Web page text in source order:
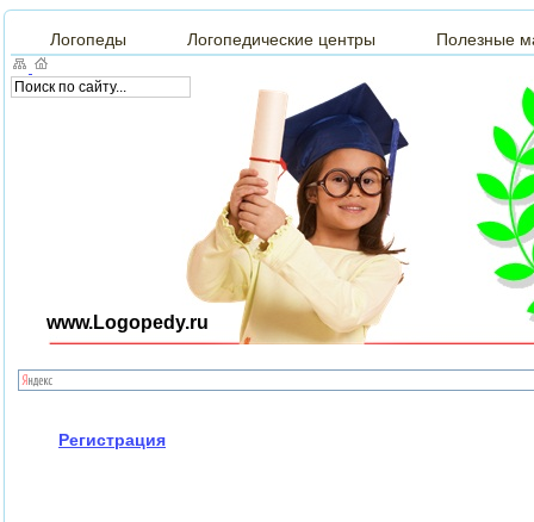
Логопеды Логопедические центры Полезные
www.Logopedy.ru
Регистрация